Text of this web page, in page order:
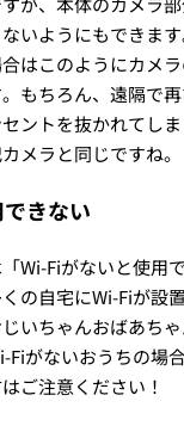
いようにもできま
はこのようにカメ
もちろん、遠隔で
ントを抜かれてしま
メラと同じですね。
きない
Wi-Fiがないと使用
の自宅にWi-Fiが設
いちゃんおばあち
Fiがないおうちの場
ご注意ください！